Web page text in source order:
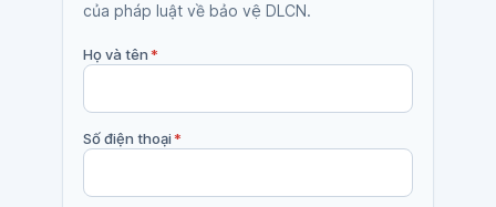
của pháp luật về bảo vệ DLCN.
Họ và tên*
Số điện thoại*